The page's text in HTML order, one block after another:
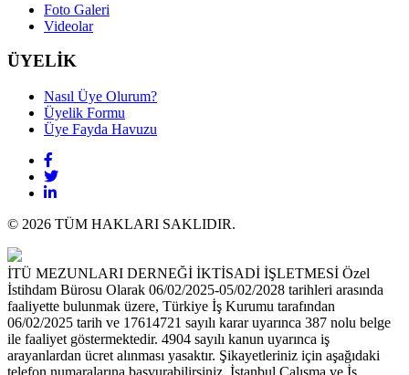
Foto Galeri
Videolar
ÜYELİK
Nasıl Üye Olurum?
Üyelik Formu
Üye Fayda Havuzu
© 2026 TÜM HAKLARI SAKLIDIR.
İTÜ MEZUNLARI DERNEĞİ İKTİSADİ İŞLETMESİ Özel
İstihdam Bürosu Olarak 06/02/2025-05/02/2028 tarihleri arasında
faaliyette bulunmak üzere, Türkiye İş Kurumu tarafından
06/02/2025 tarih ve 17614721 sayılı karar uyarınca 387 nolu belge
ile faaliyet göstermektedir. 4904 sayılı kanun uyarınca iş
arayanlardan ücret alınması yasaktır. Şikayetleriniz için aşağıdaki
telefon numaralarına başvurabilirsiniz. İstanbul Çalışma ve İş